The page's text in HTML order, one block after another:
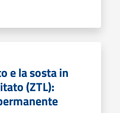
e la sosta in
(ZTL):